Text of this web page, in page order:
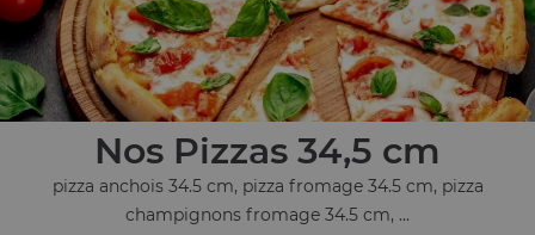
Nos Pizzas 34,5 cm
pizza anchois 34.5 cm, pizza fromage 34.5 cm, pizza
champignons fromage 34.5 cm, ...